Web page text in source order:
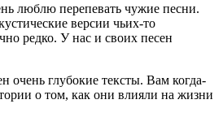
люблю перепевать чужие песни.
версии чьих-то
редко. У нас и своих песен
очень глубокие тексты. Вам когда-
о том, как они влияли на жизни